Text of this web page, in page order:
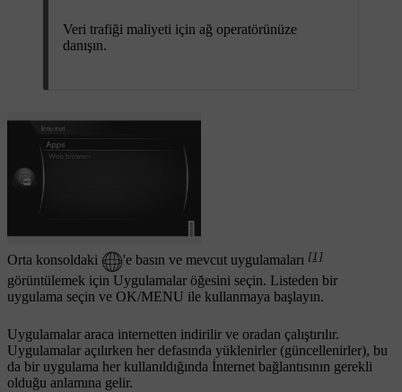
Veri trafiği maliyeti için ağ operatörünüze
danışın.
Orta konsoldaki 'e basın ve mevcut uygulamaları [1]
görüntülemek için Uygulamalar öğesini seçin. Listeden bir
uygulama seçin ve OK/MENU ile kullanmaya başlayın.
Uygulamalar araca internetten indirilir ve oradan çalıştırılır.
Uygulamalar açılırken her defasında yüklenirler (güncellenirler), bu
da bir uygulama her kullanıldığında İnternet bağlantısının gerekli
olduğu anlamına gelir.